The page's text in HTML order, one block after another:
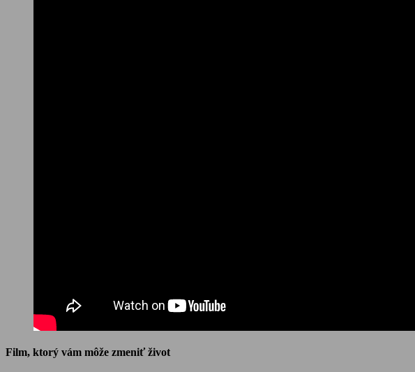
Film, ktorý vám môže zmeniť život